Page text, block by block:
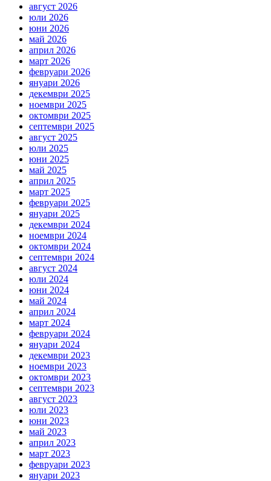
август 2026
юли 2026
юни 2026
май 2026
април 2026
март 2026
февруари 2026
януари 2026
декември 2025
ноември 2025
октомври 2025
септември 2025
август 2025
юли 2025
юни 2025
май 2025
април 2025
март 2025
февруари 2025
януари 2025
декември 2024
ноември 2024
октомври 2024
септември 2024
август 2024
юли 2024
юни 2024
май 2024
април 2024
март 2024
февруари 2024
януари 2024
декември 2023
ноември 2023
октомври 2023
септември 2023
август 2023
юли 2023
юни 2023
май 2023
април 2023
март 2023
февруари 2023
януари 2023